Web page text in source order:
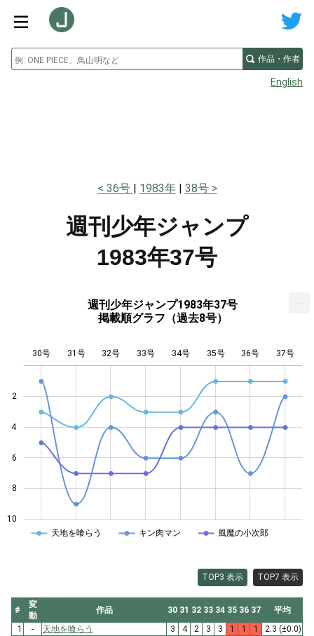
作品・作者
English
36号 1983年 38号
週刊少年ジャンプ
1983年37号
週刊少年ジャンプ1983年37号
掲載順グラフ（過去8号）
2
4
6
8
10
30号 31号 32号 33号 34号 35号 36号 37号
天地を喰らう キン肉マン 風魔の小次郎
TOP3 表示 TOP7 表示
#
変
動
作品 30 31 32 33 34 35 36 37
平均
1
- 天地を喰らう 3 4 2 3 3 1 1 1 2.3 (±0.0)